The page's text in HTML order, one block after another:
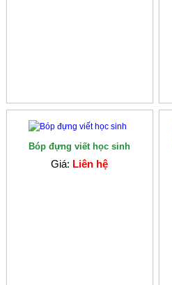
Bóp đựng viết học sinh
Giá: Liên hệ